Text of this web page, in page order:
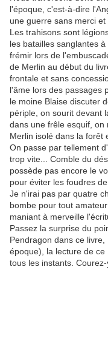
l'époque, c'est-à-dire
une guerre sans merci
Les trahisons sont
les batailles sanglantes
frémir lors de
de Merlin au début du
frontale et sans
l'âme lors des passages
le moine Blaise discuter
périple, on sourit devant
dans une frêle esquif, on
Merlin isolé dans la forêt
On passe par tellement
trop vite... Comble du
possède pas encore le
pour éviter les foudres
Je n'irai pas par quatre
bombe pour tout
maniant à merveille
Passez la surprise du
Pendragon dans ce
époque), la lecture de
tous les instants.